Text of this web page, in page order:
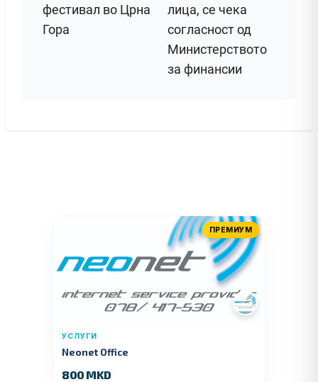
фестивал во Црна
Гора
лица, се чека
согласност од
Министерството
за финансии
ПРЕМИУМ
УСЛУГИ
Neonet Office
800 MKD